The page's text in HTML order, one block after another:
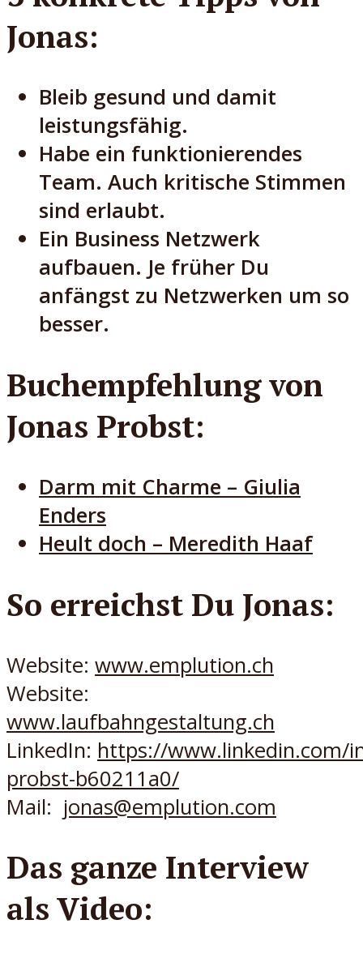
Jonas:
Bleib gesund und damit
leistungsfähig.
Habe ein funktionierendes
Team. Auch kritische Stimmen
sind erlaubt.
Ein Business Netzwerk
aufbauen. Je früher Du
anfängst zu Netzwerken um so
besser.
Buchempfehlung von
Jonas Probst:
Darm mit Charme – Giulia
Enders
Heult doch – Meredith Haaf
So erreichst Du Jonas:
Website: www.emplution.ch
Website:
www.laufbahngestaltung.ch
LinkedIn: https://www.linkedin.com/
probst-b60211a0/
Mail: jonas@emplution.com
Das ganze Interview
als Video: